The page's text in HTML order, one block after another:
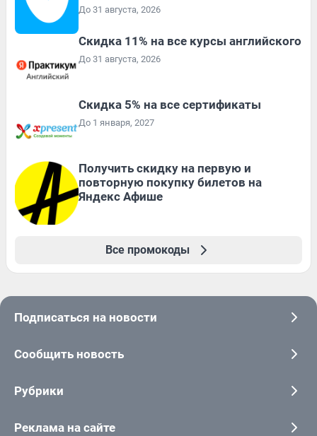
До 31 августа, 2026
Скидка 11% на все курсы английского
До 31 августа, 2026
Скидка 5% на все сертификаты
До 1 января, 2027
Получить скидку на первую и
повторную покупку билетов на
Яндекс Афише
Все промокоды
Подписаться на новости
Сообщить новость
Рубрики
Реклама на сайте